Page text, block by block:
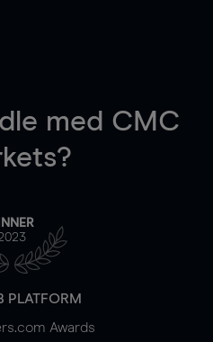
med CMC
PLATFORM
Awards